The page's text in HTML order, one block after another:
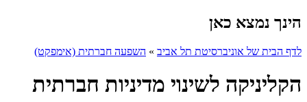
הינך נמצא כאן
לדף הבית של אוניברסיטת תל אביב » השפעה חברתית (אימפקט)
הקליניקה לשינוי מדיניות חברתית